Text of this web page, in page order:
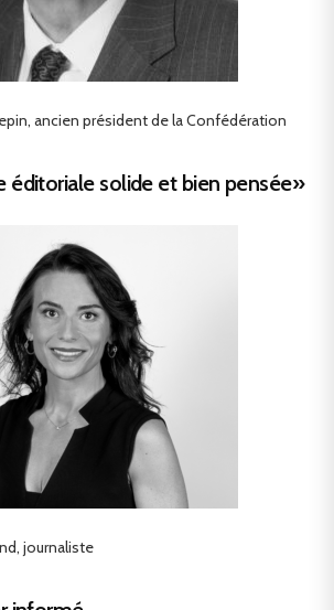
ancien président de la Confédération
éditoriale solide et bien pensée»
journaliste